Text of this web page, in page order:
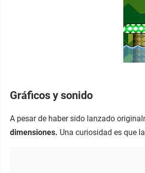
Gráficos y sonido
A pesar de haber sido lanzado
dimensiones. Una curiosidad es que